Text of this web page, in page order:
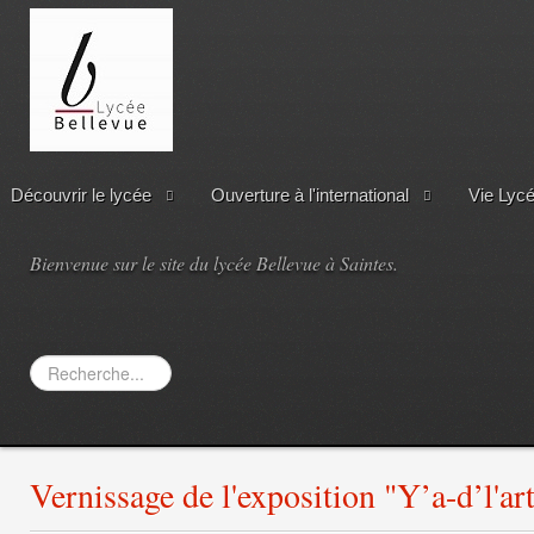
Découvrir le lycée Ouverture à l'international Vie
Bienvenue sur le site du lycée Bellevue à Saintes.
Rechercher
Vernissage de l'exposition "Y’a-